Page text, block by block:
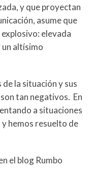
y que proyectan
asume que
elevada
un altísimo
la situación y sus
tan negativos. En
a situaciones
y hemos resuelto de
el blog Rumbo